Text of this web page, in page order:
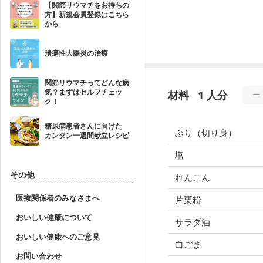
【関節リウマチをお持ちの
方】新規会員登録はこちら
から
潰瘍性大腸炎の治療
関節リウマチってどんな病
気？まずはセルフチェッ
ク！
糖尿病患者さんに向けた
カンタン一週間献立レシピ
その他
医療関係者のみなさまへ
おいしい健康について
おいしい健康へのご意見
お問い合わせ
材料 1 人分
ぶり（切り身）
塩
れんこん
片栗粉
サラダ油
白ごま